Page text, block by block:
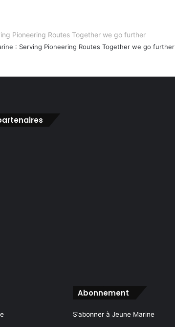
Pioneering Routes Together we go further
Abonnement
S’abonner à Jeune Marine